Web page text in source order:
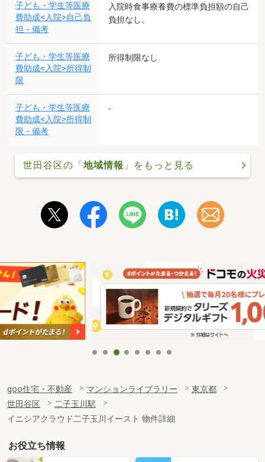
子ども・学生等医療
費助成<入院>自己負
担－備考
入院時食事療養費の標準負担額の自己
負担なし。
子ども・学生等医療
費助成<入院>所得制
限
所得制限なし
子ども・学生等医療
費助成<入院>所得制
限－備考
-
世田谷区の「地域情報 」をもっと見る
goo住宅・不動産 マンションライブラリー
東京都
世田谷区
二子玉川駅
イニシアクラウド二子玉川イースト 物件詳細
お役立ち情報